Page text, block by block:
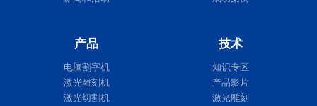
产品
电脑割字机
激光雕刻机
激光切割机
技术
知识专区
产品影片
激光雕刻